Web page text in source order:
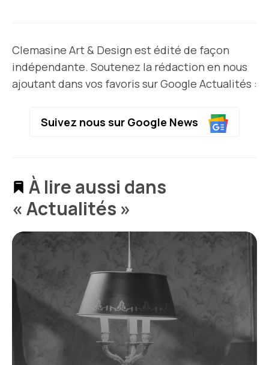
Clemasine Art & Design est édité de façon
indépendante. Soutenez la rédaction en nous
ajoutant dans vos favoris sur Google Actualités :
Suivez nous sur Google News
À lire aussi dans
« Actualités »